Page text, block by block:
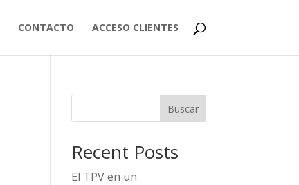
CONTACTO ACCESO CLIENTES
Buscar
Recent Posts
El TPV en un